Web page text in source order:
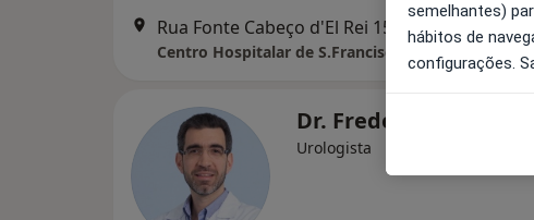
Rua Fonte Cabeço d'El Rei 15, Leiria Mapa
Centro Hospitalar de S.Francisco SA
Dr. Frederico Furriel
Urologista
semelhantes)
hábitos de
configurações.